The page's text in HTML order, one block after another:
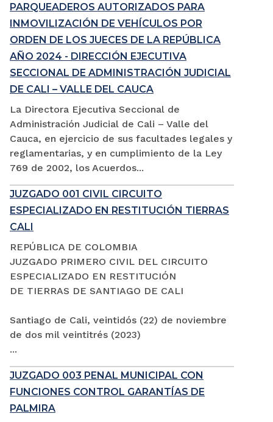
PARQUEADEROS AUTORIZADOS PARA
INMOVILIZACIÓN DE VEHÍCULOS POR
ORDEN DE LOS JUECES DE LA REPÚBLICA
AÑO 2024 - DIRECCIÓN EJECUTIVA
SECCIONAL DE ADMINISTRACIÓN JUDICIAL
DE CALI – VALLE DEL CAUCA
La Directora Ejecutiva Seccional de
Administración Judicial de Cali – Valle del
Cauca, en ejercicio de sus facultades legales y
reglamentarias, y en cumplimiento de la Ley
769 de 2002, los Acuerdos...
JUZGADO 001 CIVIL CIRCUITO
ESPECIALIZADO EN RESTITUCIÓN TIERRAS
CALI
REPÚBLICA DE COLOMBIA
JUZGADO PRIMERO CIVIL DEL CIRCUITO
ESPECIALIZADO EN RESTITUCIÓN
DE TIERRAS DE SANTIAGO DE CALI
Santiago de Cali, veintidós (22) de noviembre
de dos mil veintitrés (2023)
...
JUZGADO 003 PENAL MUNICIPAL CON
FUNCIONES CONTROL GARANTÍAS DE
PALMIRA